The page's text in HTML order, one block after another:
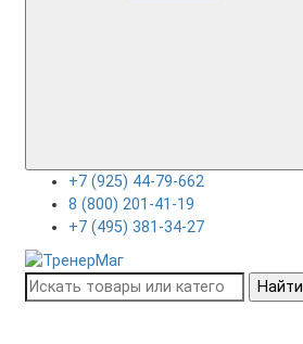
+7 (925) 44-79-662
8 (800) 201-41-19
+7 (495) 381-34-27
Найти